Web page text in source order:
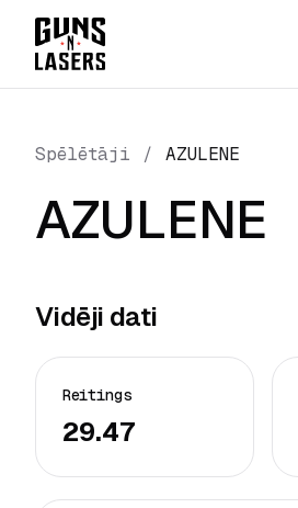
Spēlētāji / AZULENE
AZULENE
Vidēji dati
Reitings
29.47